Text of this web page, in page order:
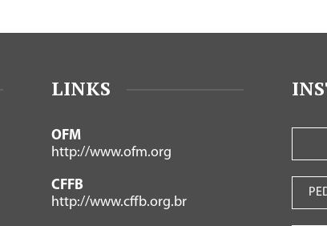
LINKS
OFM
http://www.ofm.org
CFFB
http://www.cffb.org.br